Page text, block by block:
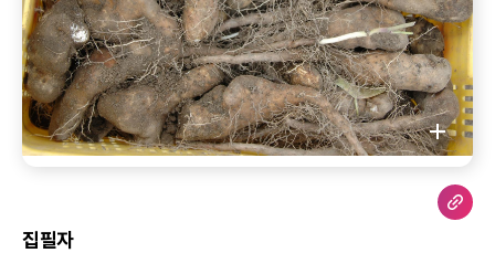
집필자